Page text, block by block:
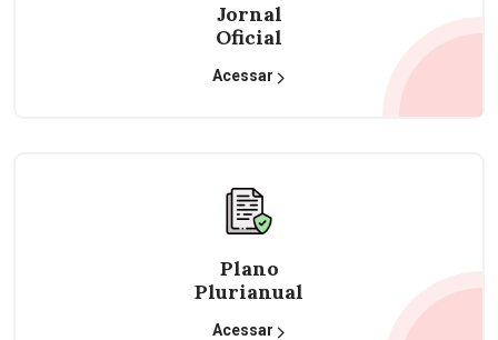
Jornal
Oficial
Acessar
Plano
Plurianual
Acessar